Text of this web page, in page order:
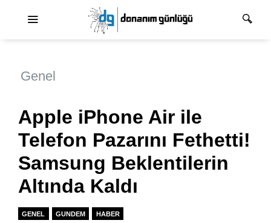
Genel
Apple iPhone Air ile
Telefon Pazarını Fethetti!
Samsung Beklentilerin
Altında Kaldı
GENEL GUNDEM HABER